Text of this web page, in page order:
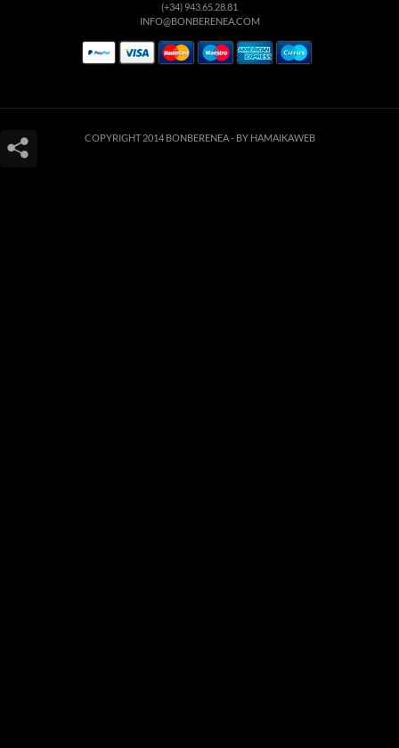
(+34) 943.65.28.81
INFO@BONBERENEA.COM
COPYRIGHT 2014 BONBERENEA - BY HAMAIKAWEB